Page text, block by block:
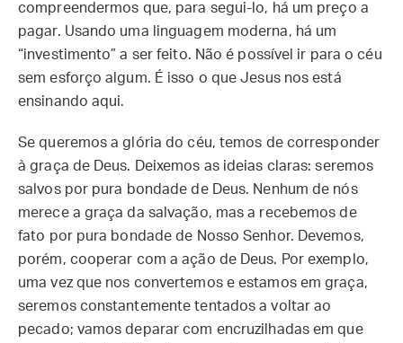
compreendermos que, para segui-lo, há um preço a
pagar. Usando uma linguagem moderna, há um
“investimento” a ser feito. Não é possível ir para o céu
sem esforço algum. É isso o que Jesus nos está
ensinando aqui.
Se queremos a glória do céu, temos de corresponder
à graça de Deus. Deixemos as ideias claras: seremos
salvos por pura bondade de Deus. Nenhum de nós
merece a graça da salvação, mas a recebemos de
fato por pura bondade de Nosso Senhor. Devemos,
porém, cooperar com a ação de Deus. Por exemplo,
uma vez que nos convertemos e estamos em graça,
seremos constantemente tentados a voltar ao
pecado; vamos deparar com encruzilhadas em que